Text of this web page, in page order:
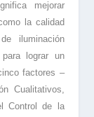
mejorar
la calidad
iluminación
lograr un
factores –
Cualitativos,
Control de la